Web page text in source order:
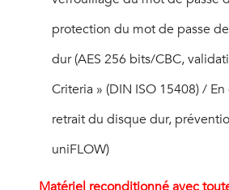
protection du mot de passe
dur (AES 256 bits/CBC,
Criteria » (DIN ISO 15408) /
retrait du disque dur,
uniFLOW)